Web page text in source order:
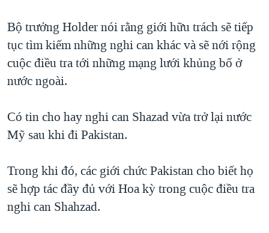
Bộ trưởng Holder nói rằng giới hữu trách sẽ tiếp
tục tìm kiếm những nghi can khác và sẽ nới rộng
cuộc điều tra tới những mạng lưới khủng bố ở
nước ngoài.
Có tin cho hay nghi can Shazad vừa trở lại nước
Mỹ sau khi đi Pakistan.
Trong khi đó, các giới chức Pakistan cho biết họ
sẽ hợp tác đầy đủ với Hoa kỳ trong cuộc điều tra
nghi can Shahzad.